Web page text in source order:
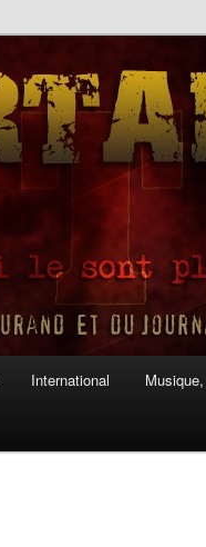
International